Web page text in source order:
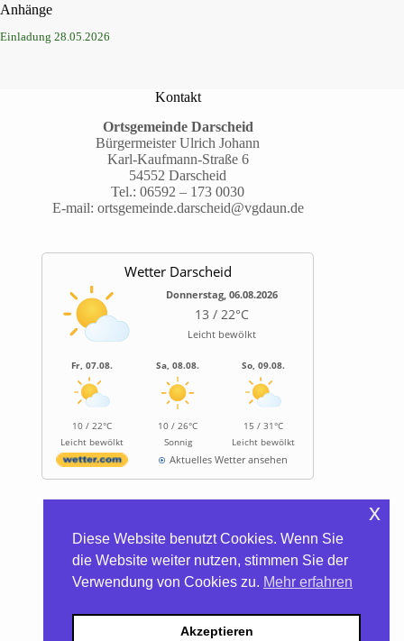
Anhänge
Einladung 28.05.2026
Kontakt
Ortsgemeinde Darscheid
Bürgermeister Ulrich Johann
Karl-Kaufmann-Straße 6
54552 Darscheid
Tel.:06592 – 173 0030
E-mail: ortsgemeinde.darscheid@vgdaun.de
Wetter Darscheid
Donnerstag, 06.08.2026
13 / 22°C
Leicht bewölkt
Fr, 07.08.
10 / 22°C
Leicht bewölkt
Sa, 08.08.
10 / 26°C
Sonnig
So, 09.08.
15 / 31°C
Leicht bewölkt
Aktuelles Wetter ansehen
Biocontainer
Trinkwasserhärte
Satzung/Gebühren
Datenschutzerklärung
Impressum
Diese Website benutzt Cookies. Wenn Sie
die Website weiter nutzen, stimmen Sie der
Verwendung von Cookies zu. Mehr erfahren
Akzeptieren
x